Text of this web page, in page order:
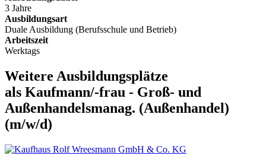
3 Jahre
Ausbildungsart
Duale Ausbildung (Berufsschule und Betrieb)
Arbeitszeit
Werktags
Weitere Ausbildungsplätze
als Kaufmann/-frau - Groß- und
Außenhandelsmanag. (Außenhandel)
(m/w/d)